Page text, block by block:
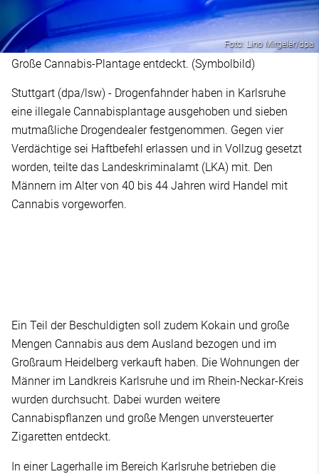
Foto: Lino Mirgeler/dpa
Große Cannabis-Plantage entdeckt. (Symbolbild)
Stuttgart (dpa/lsw) - Drogenfahnder haben in Karlsruhe
eine illegale Cannabisplantage ausgehoben und sieben
mutmaßliche Drogendealer festgenommen. Gegen vier
Verdächtige sei Haftbefehl erlassen und in Vollzug gesetzt
worden, teilte das Landeskriminalamt (LKA) mit. Den
Männern im Alter von 40 bis 44 Jahren wird Handel mit
Cannabis vorgeworfen.
Ein Teil der Beschuldigten soll zudem Kokain und große
Mengen Cannabis aus dem Ausland bezogen und im
Großraum Heidelberg verkauft haben. Die Wohnungen der
Männer im Landkreis Karlsruhe und im Rhein-Neckar-Kreis
wurden durchsucht. Dabei wurden weitere
Cannabispflanzen und große Mengen unversteuerter
Zigaretten entdeckt.
In einer Lagerhalle im Bereich Karlsruhe betrieben die